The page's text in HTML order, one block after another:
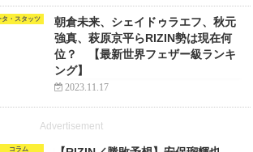
タ・スタッツ
朝倉未来、シェイドゥラエフ、秋元
強真、萩原京平らRIZIN勢は現在何
位？ 【最新世界フェザー級ランキ
ング】
2023.11.17
Advertisement
コラム